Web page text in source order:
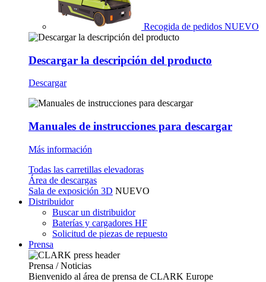
Recogida de pedidos NUEVO
Descargar la descripción del producto
Descargar
Manuales de instrucciones para descargar
Más información
Todas las carretillas elevadoras
Área de descargas
Sala de exposición 3D NUEVO
Distribuidor
Buscar un distribuidor
Baterías y cargadores HF
Solicitud de piezas de repuesto
Prensa
Prensa / Noticias
Bienvenido al área de prensa de CLARK Europe